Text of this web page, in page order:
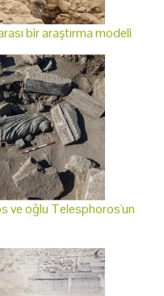
bir araştırma modeli
ve oğlu Telesphoros'un